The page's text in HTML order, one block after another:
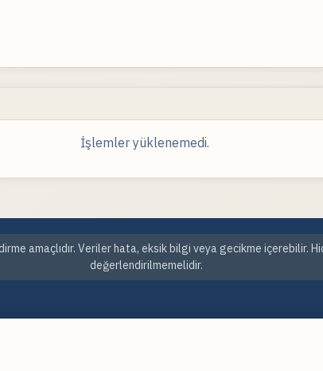
İşlemler yüklenemedi.
amaçlıdır. Veriler hata, eksik bilgi veya gecikme içerebilir.
değerlendirilmemelidir.